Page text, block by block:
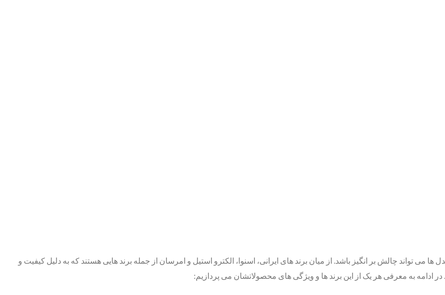
ها می ‌تواند چالش ‌بر انگیز باشد. از میان برند های ایرانی، اسنوا، الکترو استیل و امرسان از جمله برند هایی هستند که به دلیل کیفیت و
ادامه به معرفی هر یک از این برند ها و ویژگی‌ های محصولاتشان می ‌پردازیم: